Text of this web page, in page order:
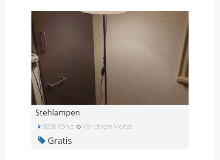
Stehlampen
3098 Köniz Vor einem Monat
Gratis